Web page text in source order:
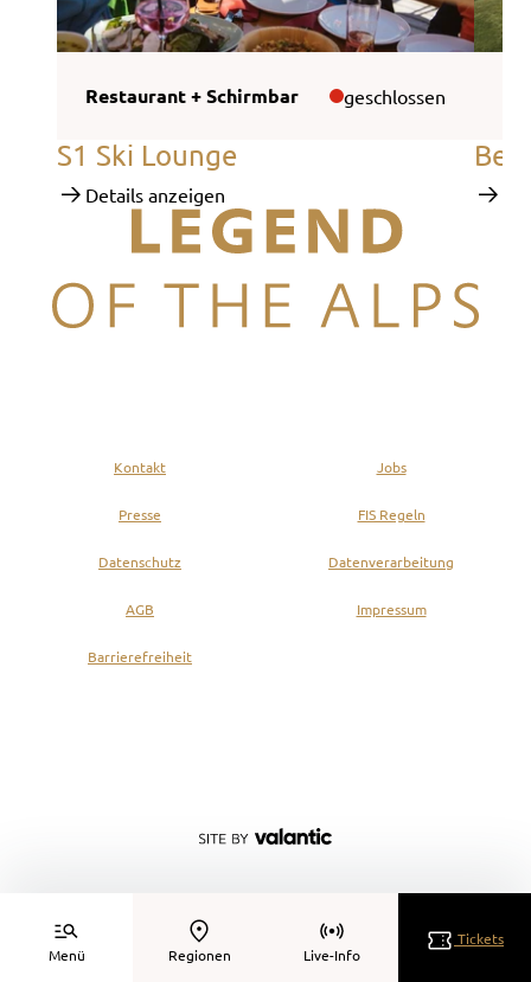
Restaurant + Schirmbar geschlossen
S1 Ski Lounge
Details anzeigen
Kontakt Jobs
Presse FIS Regeln
Datenschutz Datenverarbeitung
AGB Impressum
Barrierefreiheit
Menü Regionen Live-Info
Tickets